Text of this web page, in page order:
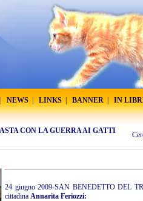
NEWS LINKS BANNER IN
CON LA GUERRA AI GATTI
24 giugno 2009-SAN BENEDETTO DEL
cittadina Annarita Feriozzi: